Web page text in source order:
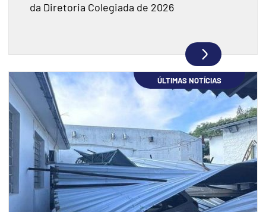
da Diretoria Colegiada de 2026
ÚLTIMAS NOTÍCIAS